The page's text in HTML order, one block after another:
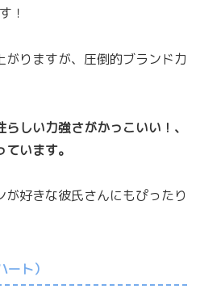
！
がりますが、圧倒的ブランド力
しい力強さがかっこいい！、
います。
が好きな彼氏さんにもぴったり
ト）